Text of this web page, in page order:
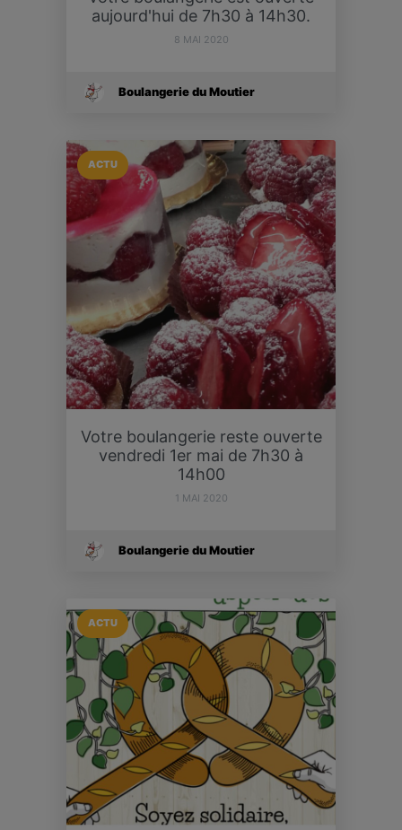
aujourd'hui de 7h30 à 14h30.
8 MAI 2020
Boulangerie du Moutier
ACTU
Votre boulangerie reste ouverte
vendredi 1er mai de 7h30 à
14h00
1 MAI 2020
Boulangerie du Moutier
ACTU